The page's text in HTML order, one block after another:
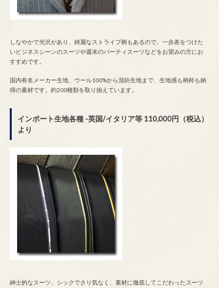
しなやかで光沢があり、綺麗なストライプ柄もあるので、一歩差をつけた
いビジネスシーンのスーツや週末のパーティスーツなどをお望みの方にお
すすめです。
国内有名メーカー生地、ウール100%から混紡生地まで、生地感も柄粋も納
得の素材です。約200種類を取り揃えています。
インポート生地各種 -英国/イタリア等 110,000円（税込）
より
紳士的なスーツ、シックでさり気なく、素材に徹底してこだわったスーツ